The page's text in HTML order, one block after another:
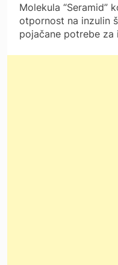
Molekula “Seramid”
otpornost na inzulin
pojačane potrebe